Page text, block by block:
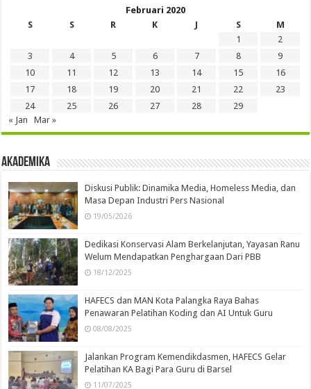
Februari 2020
S
S R K J S
M
1
2
3
4 5 6 7 8
9
10
11 12 13 14 15
16
17
18 19 20 21 22
23
24
25 26 27 28
29
« Jan
Mar »
Akademika
Diskusi Publik: Dinamika Media, Homeless Media, dan
Masa Depan Industri Pers Nasional
19/05/2026
Dedikasi Konservasi Alam Berkelanjutan, Yayasan Ranu
Welum Mendapatkan Penghargaan Dari PBB
18/12/2025
HAFECS dan MAN Kota Palangka Raya Bahas
Penawaran Pelatihan Koding dan AI Untuk Guru
08/08/2025
Jalankan Program Kemendikdasmen, HAFECS Gelar
Pelatihan KA Bagi Para Guru di Barsel
11/07/2025